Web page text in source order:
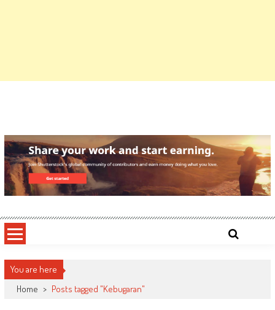
You are here
Home > Posts tagged "Kebugaran"